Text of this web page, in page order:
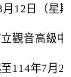
12日（星
觀音高級
114年7月